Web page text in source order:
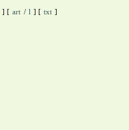
] [ art / l ] [ txt ]